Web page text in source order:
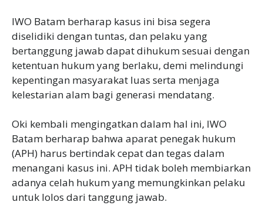
IWO Batam berharap kasus ini bisa segera
diselidiki dengan tuntas, dan pelaku yang
bertanggung jawab dapat dihukum sesuai dengan
ketentuan hukum yang berlaku, demi melindungi
kepentingan masyarakat luas serta menjaga
kelestarian alam bagi generasi mendatang.
Oki kembali mengingatkan dalam hal ini, IWO
Batam berharap bahwa aparat penegak hukum
(APH) harus bertindak cepat dan tegas dalam
menangani kasus ini. APH tidak boleh membiarkan
adanya celah hukum yang memungkinkan pelaku
untuk lolos dari tanggung jawab.